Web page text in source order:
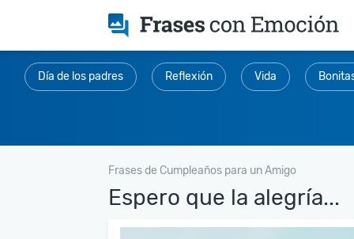
Día de los padres Reflexión Vida
Frases de Cumpleaños para un Amigo
Espero que la alegría...